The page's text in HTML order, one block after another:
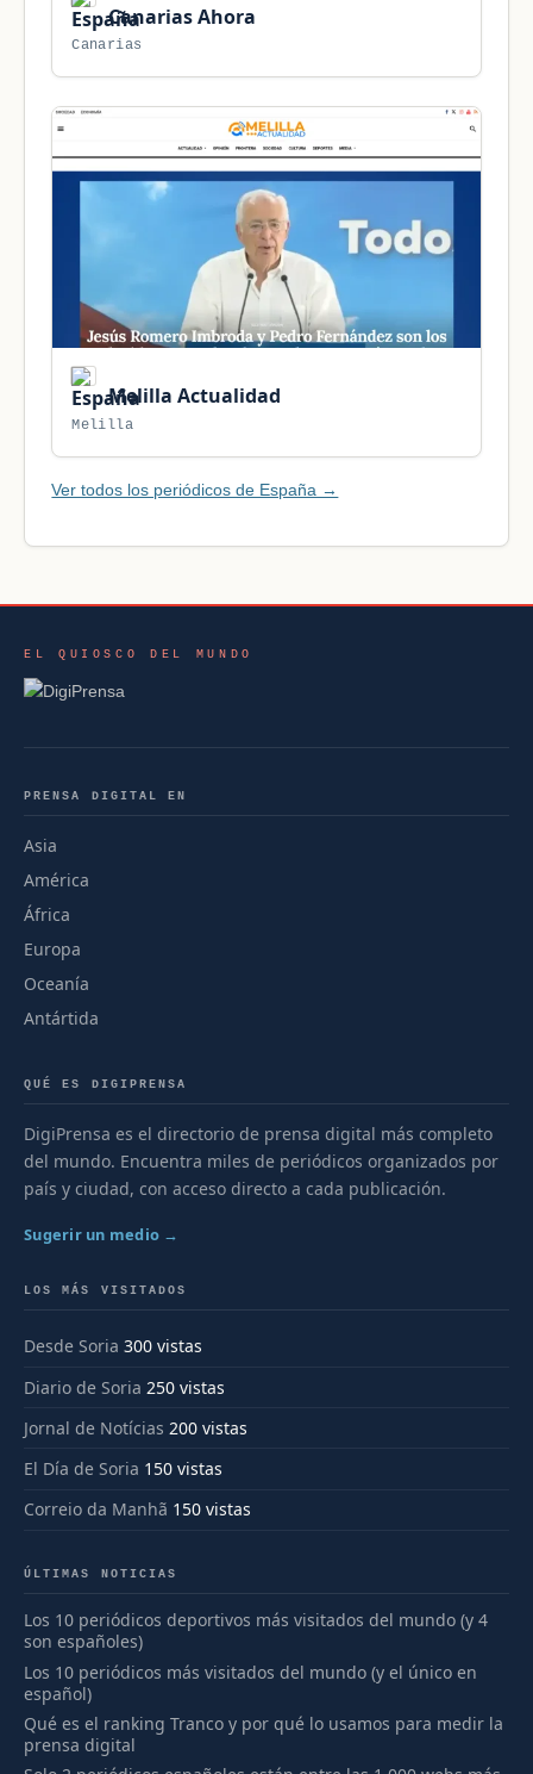
Canarias Ahora
Canarias
Melilla Actualidad
Melilla
Ver todos los periódicos de España →
EL QUIOSCO DEL MUNDO
PRENSA DIGITAL EN
Asia
América
África
Europa
Oceanía
Antártida
QUÉ ES DIGIPRENSA
DigiPrensa es el directorio de prensa digital más completo
del mundo. Encuentra miles de periódicos organizados por
país y ciudad, con acceso directo a cada publicación.
Sugerir un medio →
LOS MÁS VISITADOS
Desde Soria 300 vistas
Diario de Soria 250 vistas
Jornal de Notícias 200 vistas
El Día de Soria 150 vistas
Correio da Manhã 150 vistas
ÚLTIMAS NOTICIAS
Los 10 periódicos deportivos más visitados del mundo (y 4
son españoles)
Los 10 periódicos más visitados del mundo (y el único en
español)
Qué es el ranking Tranco y por qué lo usamos para medir la
prensa digital